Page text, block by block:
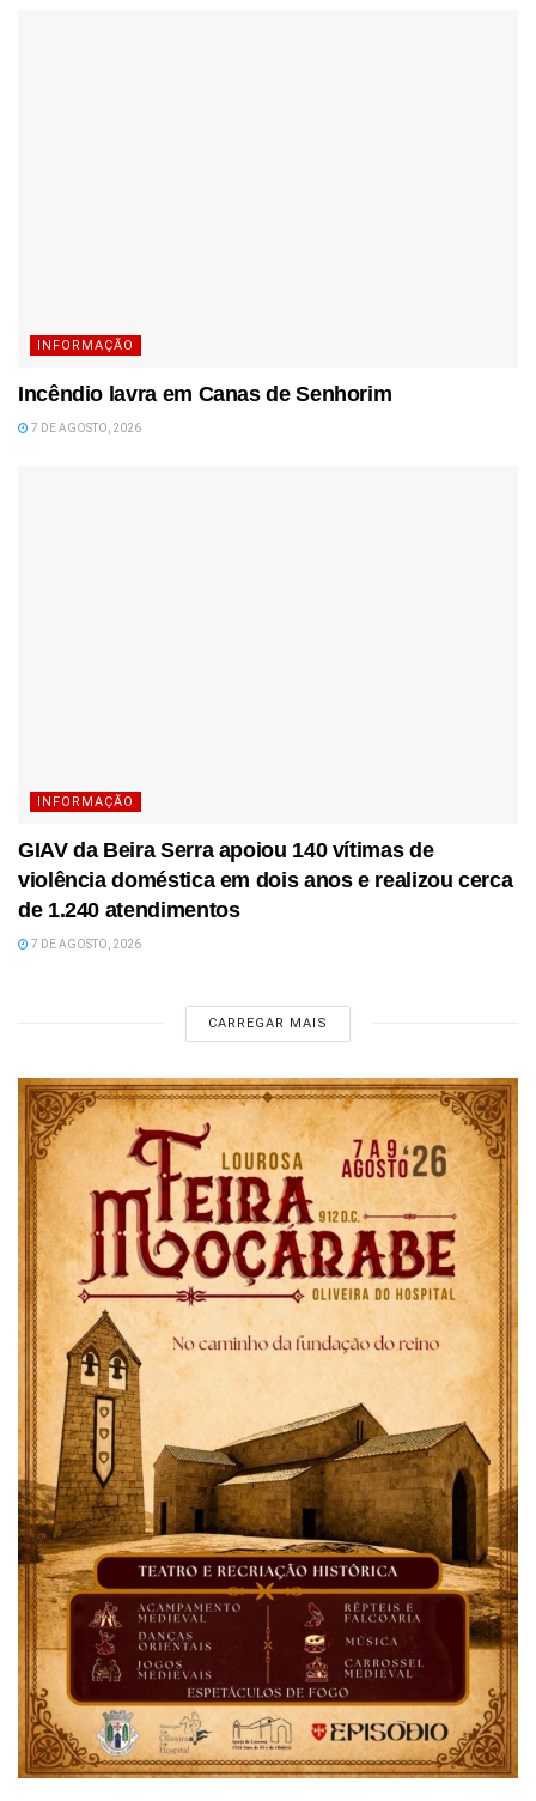
INFORMAÇÃO
Incêndio lavra em Canas de Senhorim
7 DE AGOSTO, 2026
INFORMAÇÃO
GIAV da Beira Serra apoiou 140 vítimas de
violência doméstica em dois anos e realizou cerca
de 1.240 atendimentos
7 DE AGOSTO, 2026
CARREGAR MAIS